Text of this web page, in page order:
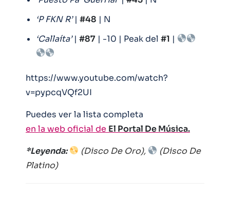
‘P FKN R’| #48 | N
‘Callaíta’| #87 | -10 | Peak del #1 |
https://www.youtube.com/watch?
v=pypcqVQf2UI
Puedes ver la lista completa
en la web oficial de El Portal De Música.
*Leyenda: (Disco De Oro),
(Disco De
Platino)